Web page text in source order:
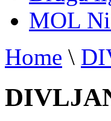
MOL
Home \